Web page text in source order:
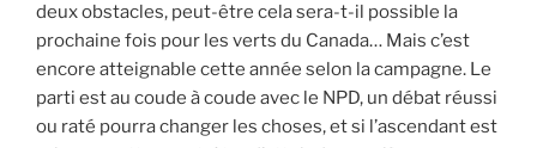
deux obstacles, peut-être cela sera-t-il possible la
prochaine fois pour les verts du Canada… Mais c’est
encore atteignable cette année selon la campagne. Le
parti est au coude à coude avec le NPD, un débat réussi
ou raté pourra changer les choses, et si l’ascendant est